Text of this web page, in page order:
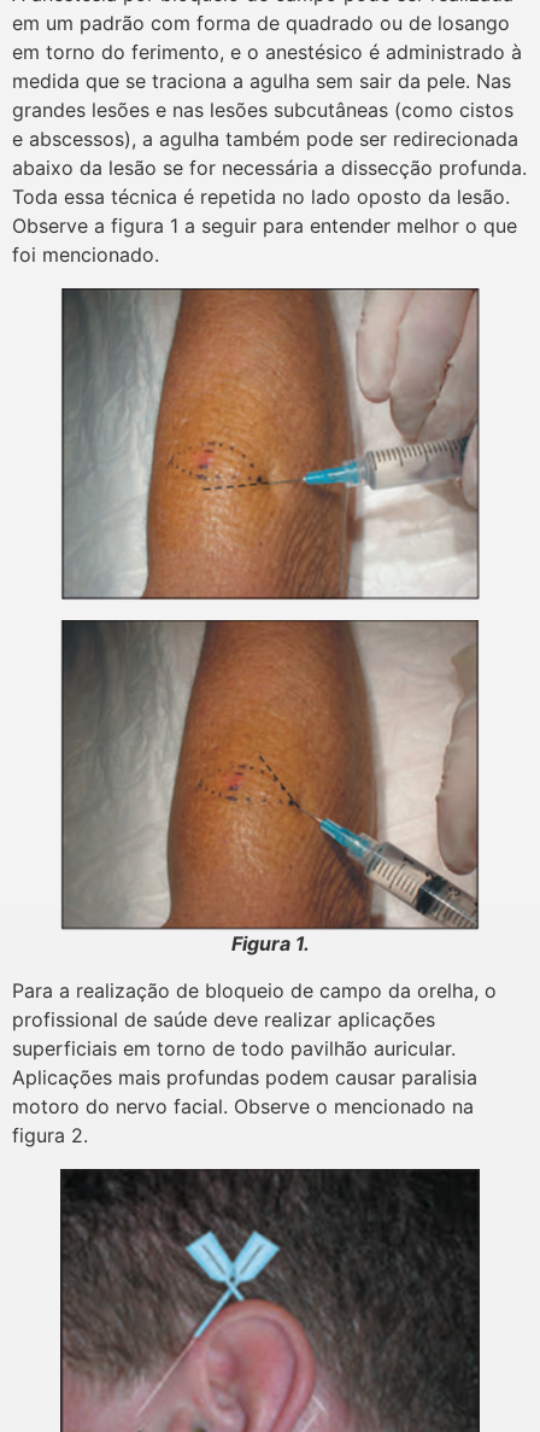
em um padrão com forma de quadrado ou de losango
em torno do ferimento, e o anestésico é administrado à
medida que se traciona a agulha sem sair da pele. Nas
grandes lesões e nas lesões subcutâneas (como cistos
e abscessos), a agulha também pode ser redirecionada
abaixo da lesão se for necessária a dissecção profunda.
Toda essa técnica é repetida no lado oposto da lesão.
Observe a figura 1 a seguir para entender melhor o que
foi mencionado.
Figura 1.
Para a realização de bloqueio de campo da orelha, o
profissional de saúde deve realizar aplicações
superficiais em torno de todo pavilhão auricular.
Aplicações mais profundas podem causar paralisia
motoro do nervo facial. Observe o mencionado na
figura 2.